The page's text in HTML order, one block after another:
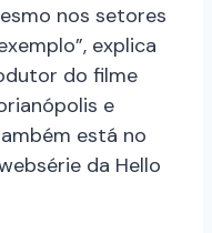
nos setores
explica
do filme
e
está no
da Hello